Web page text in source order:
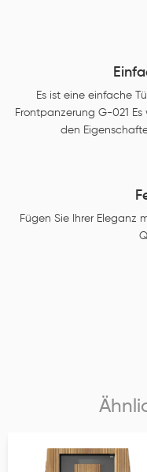
Es ist eine einfache
Frontpanzerung G-021
den
Fügen Sie Ihrer Eleganz